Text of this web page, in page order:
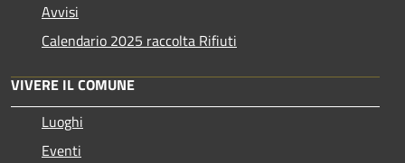
Avvisi
Calendario 2025 raccolta Rifiuti
VIVERE IL COMUNE
Luoghi
Eventi